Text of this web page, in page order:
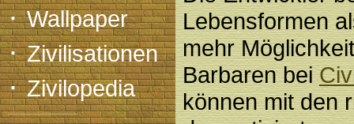
·Wallpaper
·Zivilisationen
·Zivilopedia
Lebensformen
mehr
Barbaren bei
können mit den